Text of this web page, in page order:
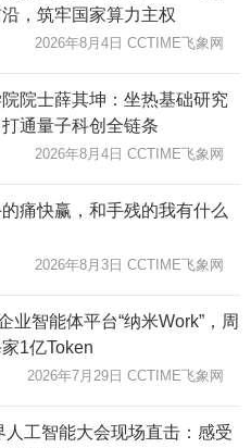
，筑牢国家算力主权
2026年8月4日 CCTIME飞象网
院士薛其坤：坐热基础研究
通量子科创全链条
2026年8月4日 CCTIME飞象网
痛快赢，和手残的我有什么
2026年8月3日 CCTIME飞象网
业智能体平台“纳米Work”，周
1亿Token
2026年7月29日 CCTIME飞象网
人工智能大会现场直击：感受